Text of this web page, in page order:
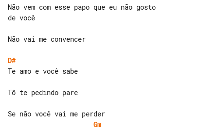
Não vem com esse papo que eu não gosto
de você
Não vai me convencer
D#
Te amo e você sabe
Tô te pedindo pare
Gm